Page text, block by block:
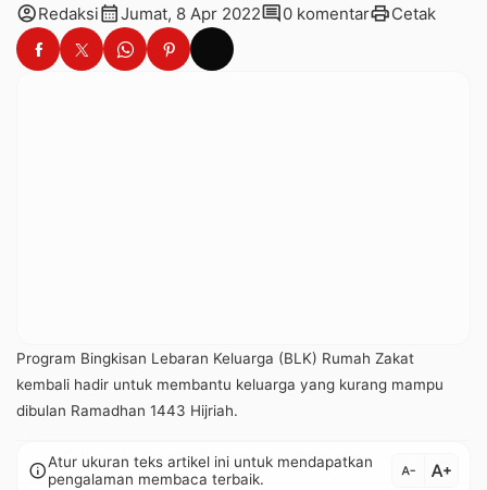
account_circleRedaksicalendar_monthJumat, 8 Apr 2022comment0 komentarprintCetak
Program Bingkisan Lebaran Keluarga (BLK) Rumah Zakat
kembali hadir untuk membantu keluarga yang kurang mampu
dibulan Ramadhan 1443 Hijriah.
infoAtur ukuran teks artikel ini untuk mendapatkan
pengalaman membaca terbaik.
text_decrease text_increase